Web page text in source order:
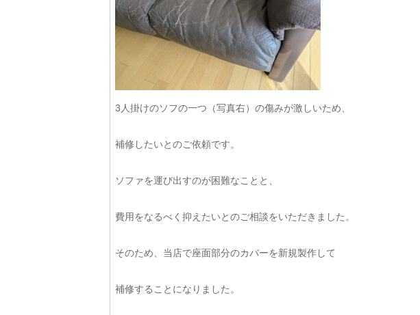
3人掛けのソフの一つ（写真右）の傷みが激しいため、
補修したいとのご依頼です。
ソファを運び出すのが困難なことと、
費用をなるべく抑えたいとのご相談をいただきました。
そのため、当店で座面部分のカバーを新規製作して
補修することになりました。